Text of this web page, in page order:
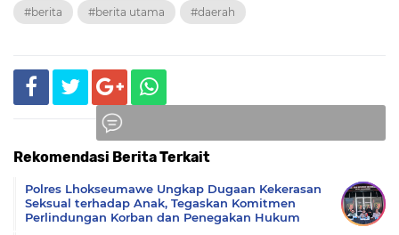
#berita #berita utama #daerah
Rekomendasi Berita Terkait
Polres Lhokseumawe Ungkap Dugaan Kekerasan
Seksual terhadap Anak, Tegaskan Komitmen
Perlindungan Korban dan Penegakan Hukum